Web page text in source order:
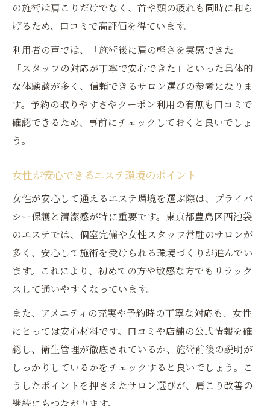
の施術は肩こりだけでなく、首や頭の疲れも同時に和ら
げるため、口コミで高評価を得ています。
利用者の声では、「施術後に肩の軽さを実感できた」
「スタッフの対応が丁寧で安心できた」といった具体的
な体験談が多く、信頼できるサロン選びの参考になりま
す。予約の取りやすさやクーポン利用の有無も口コミで
確認できるため、事前にチェックしておくと良いでしょ
う。
女性が安心できるエステ環境のポイント
女性が安心して通えるエステ環境を選ぶ際は、プライバ
シー保護と清潔感が特に重要です。東京都豊島区西池袋
のエステでは、個室完備や女性スタッフ常駐のサロンが
多く、安心して施術を受けられる環境づくりが進んでい
ます。これにより、初めての方や敏感な方でもリラック
スして通いやすくなっています。
また、アメニティの充実や予約時の丁寧な対応も、女性
にとっては安心材料です。口コミや店舗の公式情報を確
認し、衛生管理が徹底されているか、施術前後の説明が
しっかりしているかをチェックすると良いでしょう。こ
うしたポイントを押さえたサロン選びが、肩こり改善の
継続にもつながります。